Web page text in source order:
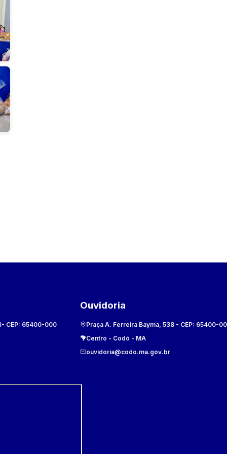
- CEP: 65400-000
Ouvidoria
Praça A. Ferreira Bayma, 538- CEP: 65400-
Centro - Codó - MA
ouvidoria@codo.ma.gov.br